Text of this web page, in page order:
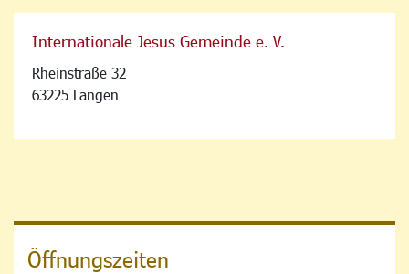
Internationale Jesus Gemeinde e. V.
Rheinstraße 32
63225 Langen
Öffnungszeiten